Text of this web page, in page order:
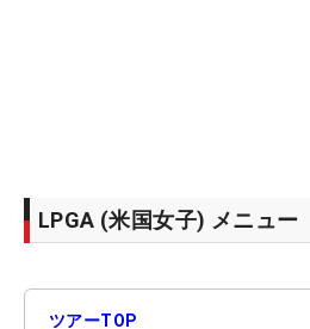
LPGA (米国女子) メニュー
ツアーTOP